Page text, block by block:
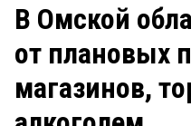
ЗАКОН
В Омской
от плановых
магазинов,